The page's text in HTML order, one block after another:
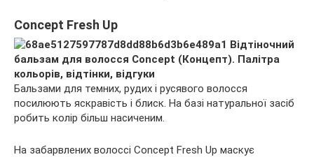
Concept Fresh Up
Бальзами для темних, рудих і русявого волосся
посилюють яскравість і блиск. На базі натуральної засіб
робить колір більш насиченим.
На забарвлених волоссі Concept Fresh Up маскує